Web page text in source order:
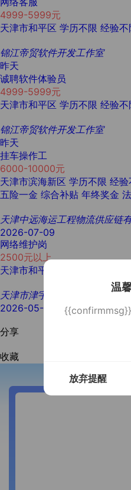
4999-5999元
天津市和平区 学历不限 经验不
锦江帝贸软件开发工作室
昨天
诚聘软件体验员
4999-5999元
天津市和平区 学历不限 经验不
锦江帝贸软件开发工作室
昨天
挂车操作工
6000-10000元
天津市滨海新区 学历不限 经验
五险一金 综合补贴 年终奖金
天津中远海运工程物流供应链
2026-07-09
网络维护岗
2500元以上
天津市和平区
天津市津宇人才服务有限公司
2026-05-28
分享
收藏
温
{{confirmmsg}}
放弃提醒